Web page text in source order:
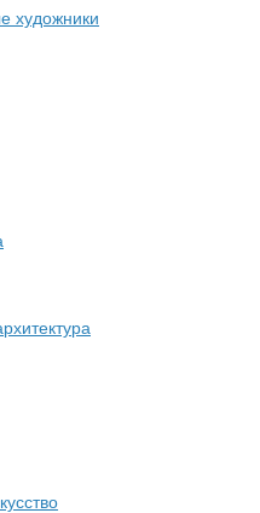
художники